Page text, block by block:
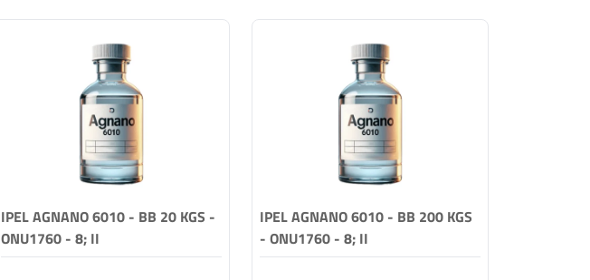
IPEL AGNANO 6010 - BB 20 KGS -
ONU1760 - 8; II
IPEL AGNANO 6010 - BB 200 KGS
- ONU1760 - 8; II